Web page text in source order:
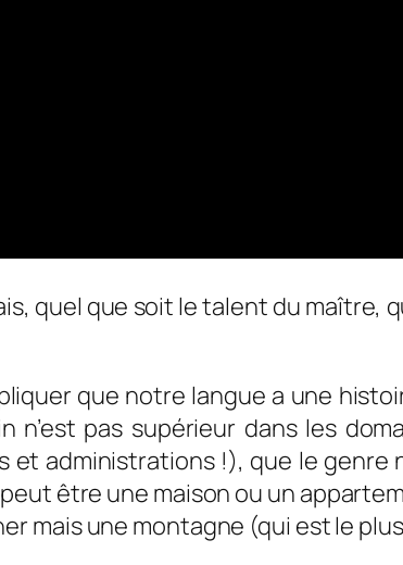
quel que soit le talent du maître,
que notre langue a une
n’est pas supérieur dans les
administrations !), que le genre
être une maison ou un
mais une montagne (qui est le